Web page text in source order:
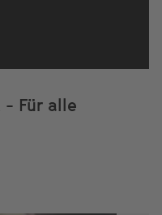
- Für alle